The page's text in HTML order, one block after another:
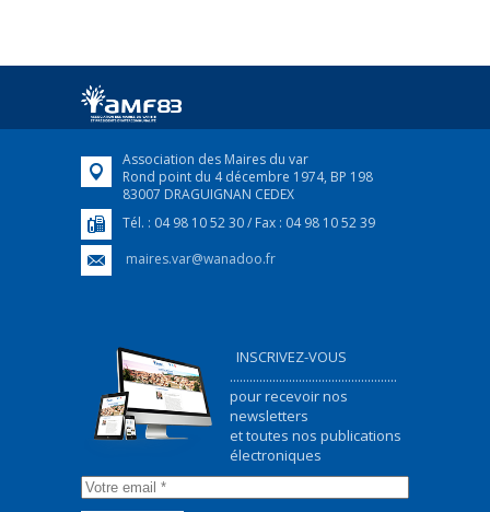
Association des Maires du var
Rond point du 4 décembre 1974, BP 198
83007 DRAGUIGNAN CEDEX
Tél. : 04 98 10 52 30 / Fax : 04 98 10 52 39
maires.var@wanadoo.fr
INSCRIVEZ-VOUS
...................................................
pour recevoir nos
newsletters
et toutes nos publications
électroniques